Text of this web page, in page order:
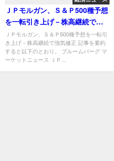
ＪＰモルガン、Ｓ＆Ｐ500種予想
を一転引き上げ－株高継続で強
気修正
ＪＰモルガン、Ｓ＆Ｐ500種予想を一転引
き上げ－株高継続で強気修正 記事を要約
すると以下のとおり。 ブルームバーグ マ
ーケットニュース ＪＰ...